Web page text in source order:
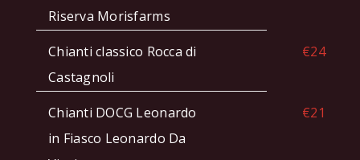
Riserva Morisfarms
Chianti classico Rocca di
Castagnoli
€24
Chianti DOCG Leonardo
in Fiasco Leonardo Da
€21